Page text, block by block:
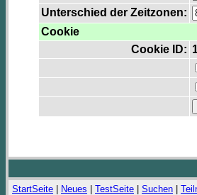
Unterschied der Zeitzonen:
Cookie
Cookie ID:
StartSeite Neues TestSeite Suchen